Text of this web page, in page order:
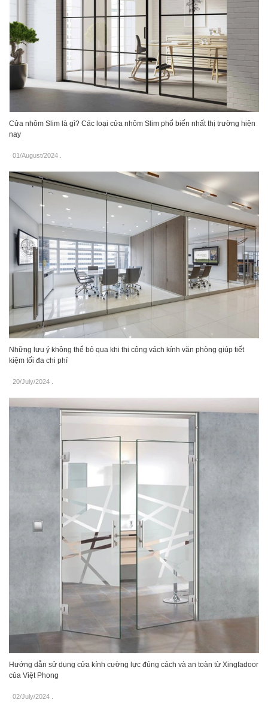
Cửa nhôm Slim là gì? Các loại cửa nhôm Slim phổ biến nhất thị trường hiện
nay
01/August/2024
Những lưu ý không thể bỏ qua khi thi công vách kính văn phòng giúp tiết
kiệm tối đa chi phí
20/July/2024
Hướng dẫn sử dụng cửa kính cường lực đúng cách và an toàn từ Xingfadoor
của Việt Phong
02/July/2024